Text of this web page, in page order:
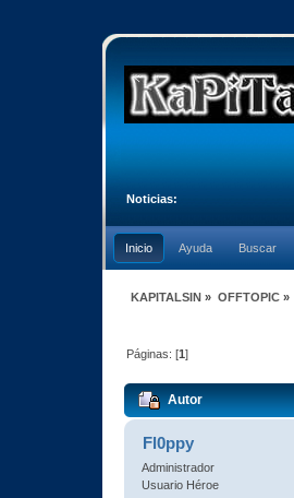
Noticias:
Inicio Ayuda Buscar
KAPITALSIN » OFFTOPIC»
Páginas: [1]
Autor
Fl0ppy
Administrador
Usuario Héroe